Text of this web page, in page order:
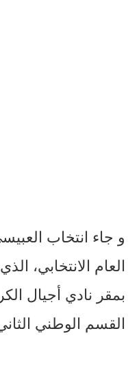
و جاء انتخاب
العام الانتخابي،
بمقر نادي أجيال
القسم الوطني